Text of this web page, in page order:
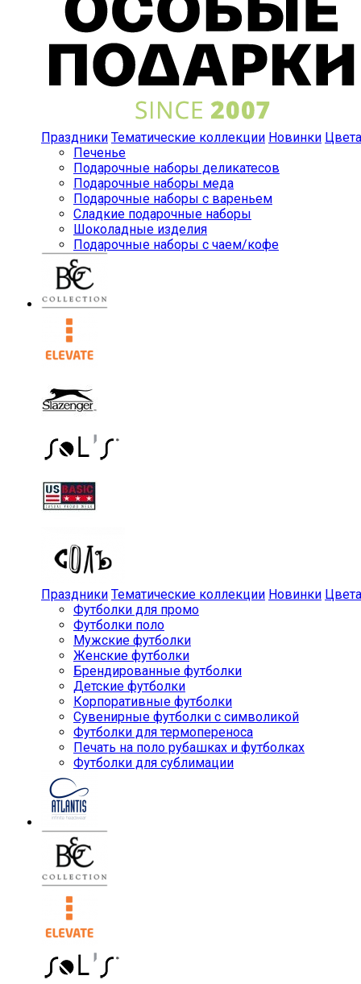
Праздники Тематические коллекции Новинки Цвета
Печенье
Подарочные наборы деликатесов
Подарочные наборы меда
Подарочные наборы с вареньем
Сладкие подарочные наборы
Шоколадные изделия
Подарочные наборы с чаем/кофе
Праздники Тематические коллекции Новинки Цвета
Футболки для промо
Футболки поло
Мужские футболки
Женские футболки
Брендированные футболки
Детские футболки
Корпоративные футболки
Сувенирные футболки с символикой
Футболки для термопереноса
Печать на поло рубашках и футболках
Футболки для сублимации